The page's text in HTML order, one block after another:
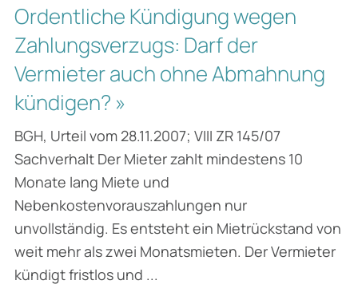
Ordentliche Kündigung wegen
Zahlungsverzugs: Darf der
Vermieter auch ohne Abmahnung
kündigen? »
BGH, Urteil vom 28.11.2007; VIII ZR 145/07
Sachverhalt Der Mieter zahlt mindestens 10
Monate lang Miete und
Nebenkostenvorauszahlungen nur
unvollständig. Es entsteht ein Mietrückstand von
weit mehr als zwei Monatsmieten. Der Vermieter
kündigt fristlos und ...